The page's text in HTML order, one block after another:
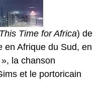
This Time for Africa) de
en Afrique du Sud, en
la chanson
et le portoricain